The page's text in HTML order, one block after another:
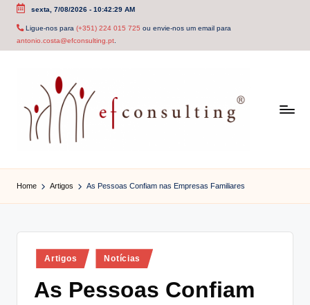
Skip
sexta, 7/08/2026- 10:42:29 AM
Ligue-nos para (+351) 224 015 725 ou envie-nos um email para
antonio.costa@efconsulting.pt.
f
c
o
Home Artigos As Pessoas Confiam nas Empresas Familiares
Posted
in
Artigos Notícias
As Pessoas Confiam